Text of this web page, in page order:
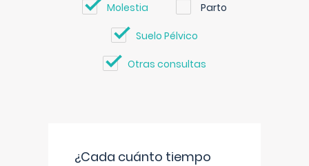
Molestia Parto
Suelo Pélvico
Otras consultas
¿Cada cuánto tiempo